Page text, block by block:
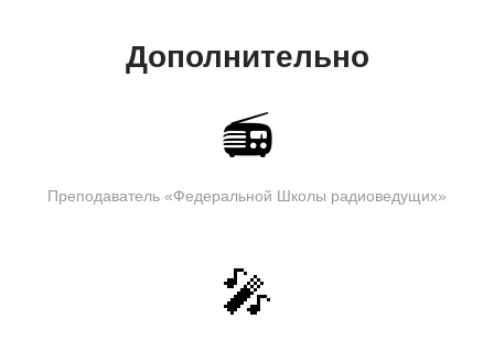
Дополнительно
📻
Преподаватель «Федеральной Школы радиоведущих»
🎤